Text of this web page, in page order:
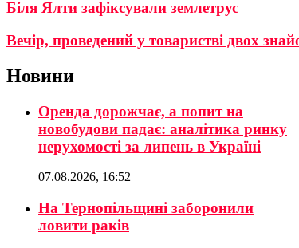
Біля Ялти зафіксували землетрус
Вечір, проведений у товаристві двох
Новини
Оренда дорожчає, а попит на
новобудови падає: аналітика ринку
нерухомості за липень в Україні
07.08.2026, 16:52
На Тернопільщині заборонили
ловити раків